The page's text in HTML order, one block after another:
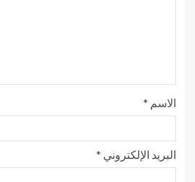
الاسم *
البريد الإلكتروني *